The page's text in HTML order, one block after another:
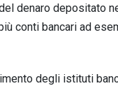
denaro depositato
conti bancari ad
degli istituti